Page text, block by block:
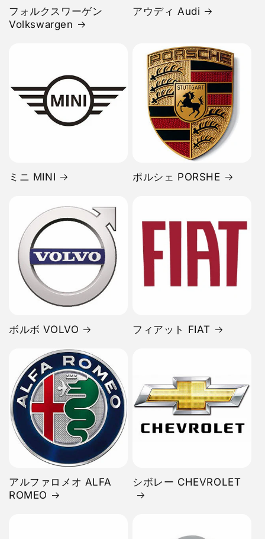
フォルクスワーゲン
Volkswargen
アウディ Audi
ミニ MINI ポルシェ PORSHE
ボルボ VOLVO フィアット FIAT
アルファロメオ ALFA
ROMEO
シボレー CHEVROLET